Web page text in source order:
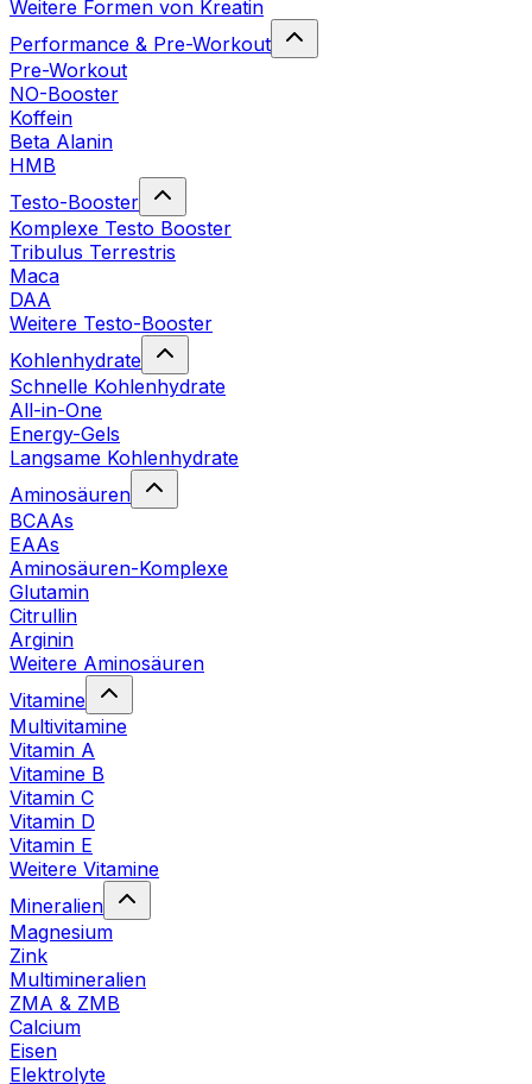
Weitere Formen von Kreatin
Performance & Pre-Workout
Pre-Workout
NO-Booster
Koffein
Beta Alanin
HMB
Testo-Booster
Komplexe Testo Booster
Tribulus Terrestris
Maca
DAA
Weitere Testo-Booster
Kohlenhydrate
Schnelle Kohlenhydrate
All-in-One
Energy-Gels
Langsame Kohlenhydrate
Aminosäuren
BCAAs
EAAs
Aminosäuren-Komplexe
Glutamin
Citrullin
Arginin
Weitere Aminosäuren
Vitamine
Multivitamine
Vitamin A
Vitamine B
Vitamin C
Vitamin D
Vitamin E
Weitere Vitamine
Mineralien
Magnesium
Zink
Multimineralien
ZMA & ZMB
Calcium
Eisen
Elektrolyte